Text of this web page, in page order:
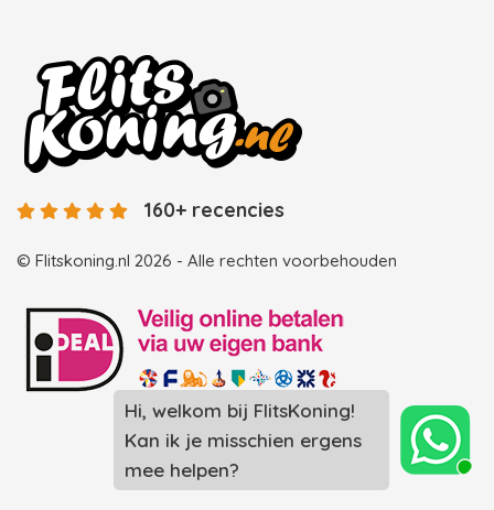
Hi, welkom bij FlitsKoning!
Kan ik je misschien ergens
mee helpen?
© Flitskoning.nl 2026 - Alle rechten voorbehouden
160+ recencies
Landingspagina overzicht photobooths
Landingspagina overzicht videobooths
Photobooth huren in Spijkenisse